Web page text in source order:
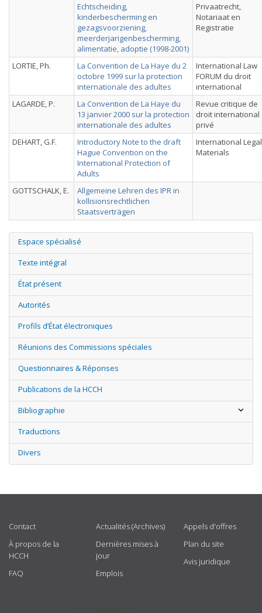
Echtscheiding,
kinderbescherming en
gezagsvoorziening,
meerderjarigenbescherming,
alimentatie, adoptie (1998-2001)
Privaatrecht,
Notariaat en
Registratie
LORTIE, Ph.
La Convention de La Haye du 2
octobre 1999 sur la protection
internationale des adultes
International Law
FORUM du droit
international
LAGARDE, P.
La Convention de La Haye du
13 janvier 2000 sur la protection
internationale des adultes
Revue critique de
droit international
privé
DEHART, G.F.
Introductory Note to the draft
Hague Convention on the
International Protection of
Adults
International Legal
Materials
GOTTSCHALK, E.
Allgemeine Lehren des IPR in
kollisionsrechtlichen
Staatsverträgen
Espace spécialisé
Texte intégral
État présent
Autorités
Profils d’État électroniques
Réunions des Commissions spéciales
Questionnaires & Réponses
Publications de la HCCH
Bibliographie
Traductions
Divers
Contact
À propos de la
HCCH
FAQ
Actualités (Archives)
Dernières mises à
jour
Emplois
Appels d'offres
Plan du site
Avis juridique